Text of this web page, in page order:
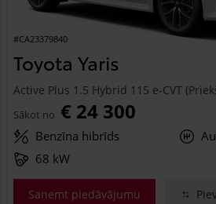
#CA23379840
Toyota Yaris
Active Plus 1.5 Hybrid 115 e-CVT
Sākot no € 24 300
Benzīna hibrīds
68 kW
Saņemt piedāvājumu